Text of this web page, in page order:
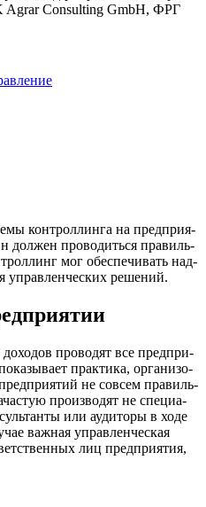
Agrar Consulting GmbH, ФРГ
кон­трол­лин­га на пред­при­я­
дол­жен про­во­дить­ся пра­виль­
мог обес­пе­чи­вать над­
решений.
дохо­дов про­во­дят все пред­при­
прак­ти­ка, орга­ни­зо­
не совсем пра­виль­
про­из­во­дят не спе­ци­а­
или ауди­то­ры в ходе
важ­ная управ­лен­че­ская
лиц пред­при­я­тия,